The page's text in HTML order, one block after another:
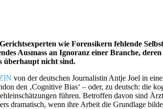
wie Forensikern fehlende
Ausmass an Ignoranz einer Branche,
überhaupt nicht sind.
von der deutschen Journalistin Antje Joel in
den ‚Cognitive Bias‘ – oder, zu deutsch: die
führen. Betroffen davon sind
dramatisch, wenn ihre Arbeit die Grundlage